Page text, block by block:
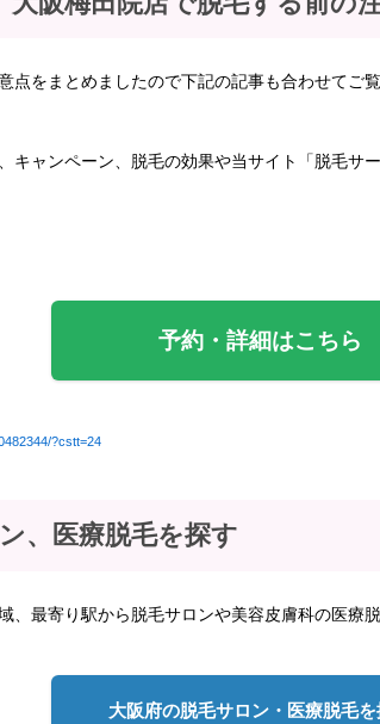
点をまとめましたので下記の記事も合わせてご覧
キャンペーン、脱毛の効果や当サイト「脱毛サ
予約・詳細はこちら
?cstt=24
、医療脱毛を探す
、最寄り駅から脱毛サロンや美容皮膚科の医療
大阪府の脱毛サロン・医療脱毛を